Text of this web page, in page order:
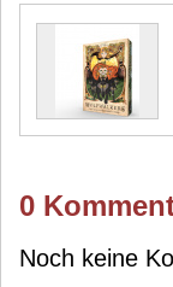
0
Noch keine